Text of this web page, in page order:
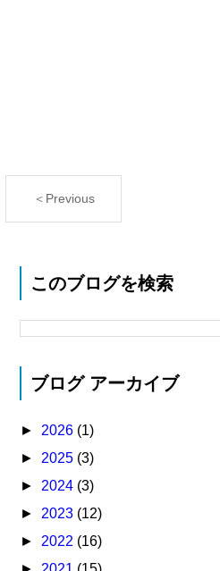
＜Previous
このブログを検索
ブログ アーカイブ
► 2026 (1)
► 2025 (3)
► 2024 (3)
► 2023 (12)
► 2022 (16)